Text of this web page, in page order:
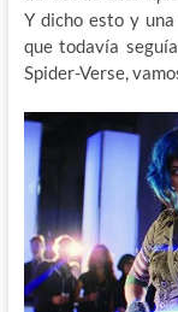
Y dicho esto y
que todavía
Spider-Verse,